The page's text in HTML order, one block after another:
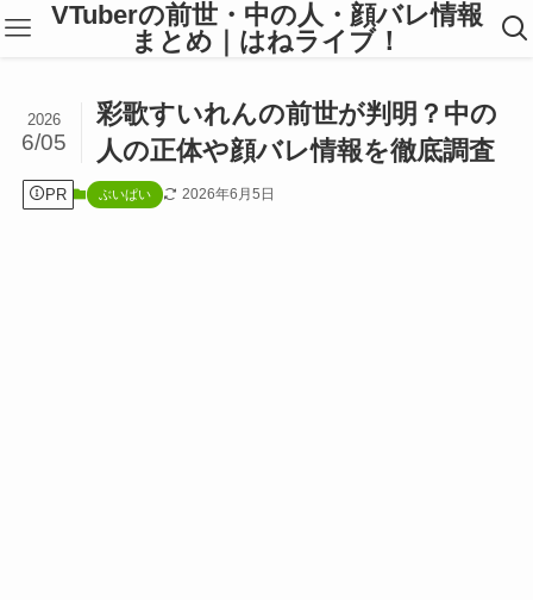
VTuberの前世・中の人・顔バレ情報
まとめ｜はねライブ！
彩歌すいれんの前世が判明？中の
人の正体や顔バレ情報を徹底調査
2026
6/05
PR ぶいぱい 2026年6月5日